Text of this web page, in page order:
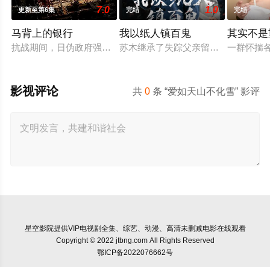
更新至第6集 7.0
马背上的银行
抗战期间，日伪政府强行推广、使用由“中国准备银行”发行的
完结 1.0
我以纸人镇百鬼
苏木继承了失踪父亲留下的白事馆，
完结
其实不
一群怀揣
共0 条 “爱如天山不化雪” 影评
影视评论
星空影院提供VIP电视剧全集、综艺、动漫、高清未删减电影在线观看
Copyright © 2022 jtbng.com All Rights Reserved
鄂ICP备2022076662号